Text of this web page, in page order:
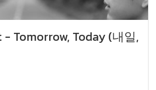
- Tomorrow, Today (내일,